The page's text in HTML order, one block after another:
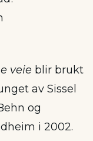
veie blir brukt
av Sissel
og
i 2002.